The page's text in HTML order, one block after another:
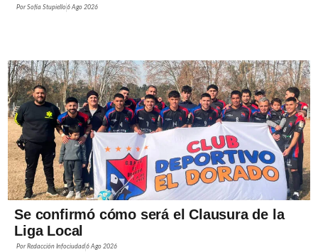
PorSofía Stupiello6 Ago 2026
Se confirmó cómo será el Clausura de la
Liga Local
PorRedacción Infociudad6 Ago 2026